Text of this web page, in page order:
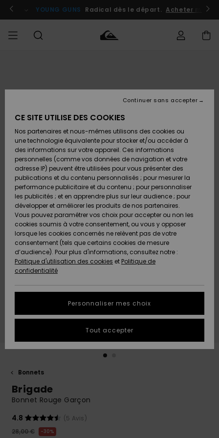
l'information
le
Se connecter / s'inscrire
YOUNG GUNS Radical dès le départ. Acheter
Chaussures
& Tongs
Surf
Snow
Nouveautés
A
Découvrir
Chaussures
& Tongs
Surf
Snow
Nouveautés
A
Découvrir
FEMME
A
Découvrir
Snow
SURF
Surf
Shop
Enfant
Highlights
Communauté
SNOW
Snow
Shop
Enfant
Snow
Shop
Femme
A
Découvrir
Communauté
OUTLET
Enfant
Outlet
Femme
AIDE &
CONTACT
Retours
Paiement
Carte
Cadeau
Quiksilver
Freedom
Protection
des
tailles
conversation
à votre
question.
Démarrer
MAGASINS
QUIKSILVER
Bonnets
Brigade
Bonnet Rouge Garçon
4.8
(5 Avis)
28,00 €
30%
CE SITE UTILISE DES COOKIES
Nos partenaires et nous-mêmes utilisons des cookies ou
une technologie équivalente pour stocker et/ou accéder à
des informations sur votre appareil. Ces informations
personnelles (comme vos données de navigation et votre
adresse IP) peuvent être utilisées pour vous présenter des
publications et du contenu personnalisés ; pour mesurer la
performance publicitaire et du contenu ; pour personnaliser
les publicités ; et en apprendre plus sur leur audience ; pour
développer et améliorer les produits de nos partenaires.
Vous pouvez paramétrer vos choix pour accepter ou non les
cookies soumis à votre consentement, ou vous y opposer
lorsque les cookies concernés ne relèvent pas de votre
consentement (tels que certains cookies de mesure
d’audience). Pour plus d'informations, consultez notre :
Politique d'utilisation des cookies et Politique de
confidentialité
Personnaliser mes choix
Continuer sans accepter
Tout accepter